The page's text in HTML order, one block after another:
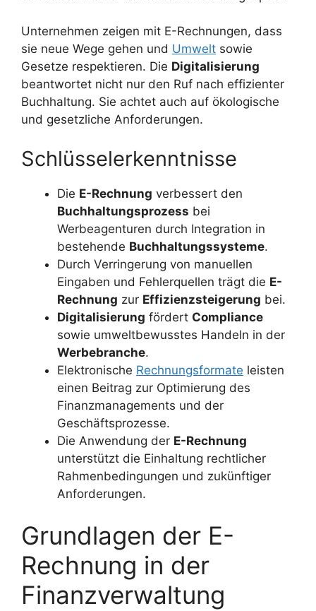
Unternehmen zeigen mit E-Rechnungen, dass
sie neue Wege gehen und Umwelt sowie
Gesetze respektieren. Die Digitalisierung
beantwortet nicht nur den Ruf nach effizienter
Buchhaltung. Sie achtet auch auf ökologische
und gesetzliche Anforderungen.
Schlüsselerkenntnisse
Die E-Rechnung verbessert den
Buchhaltungsprozess bei
Werbeagenturen durch Integration in
bestehende Buchhaltungssysteme.
Durch Verringerung von manuellen
Eingaben und Fehlerquellen trägt die E-
Rechnung zur Effizienzsteigerung bei.
Digitalisierung fördert Compliance
sowie umweltbewusstes Handeln in der
Werbebranche.
Elektronische Rechnungsformate leisten
einen Beitrag zur Optimierung des
Finanzmanagements und der
Geschäftsprozesse.
Die Anwendung der E-Rechnung
unterstützt die Einhaltung rechtlicher
Rahmenbedingungen und zukünftiger
Anforderungen.
Grundlagen der E-
Rechnung in der
Finanzverwaltung